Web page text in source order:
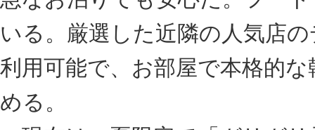
掲載日：2023年8月17日
詳しい情報はこちら